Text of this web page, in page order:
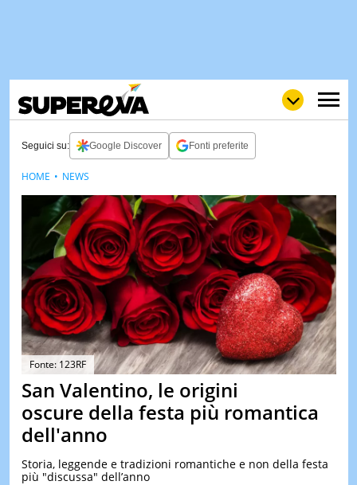
LOLGULP
LOVE
WOW
POP
NEWS
STORIE
VIDEO
& TV
QUIZ
&
TEST
LE
Seguici su: Google Discover Fonti preferite
Fonte: 123RF
San Valentino, le origini
oscure della festa più romantica
dell'anno
Storia, leggende e tradizioni romantiche e non della festa
più "discussa" dell’anno
HOME NEWS